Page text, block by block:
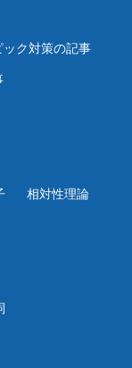
ク対策の記事
相対性理論